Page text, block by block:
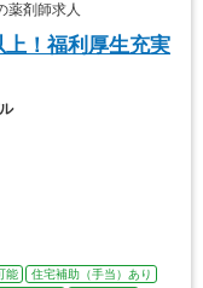
薬剤師求人
上！福利厚生充実
能
住宅補助（手当）あり